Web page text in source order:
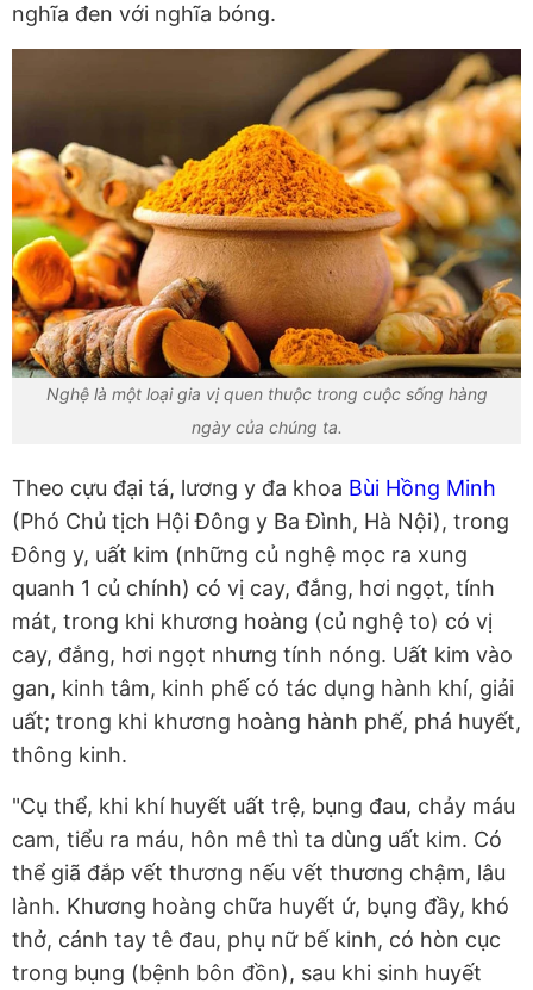
nghĩa đen với nghĩa bóng.
Nghệ là một loại gia vị quen thuộc trong cuộc sống hàng
ngày của chúng ta.
Theo cựu đại tá, lương y đa khoa Bùi Hồng Minh
(Phó Chủ tịch Hội Đông y Ba Đình, Hà Nội), trong
Đông y, uất kim (những củ nghệ mọc ra xung
quanh 1 củ chính) có vị cay, đắng, hơi ngọt, tính
mát, trong khi khương hoàng (củ nghệ to) có vị
cay, đắng, hơi ngọt nhưng tính nóng. Uất kim vào
gan, kinh tâm, kinh phế có tác dụng hành khí, giải
uất; trong khi khương hoàng hành phế, phá huyết,
thông kinh.
"Cụ thể, khi khí huyết uất trệ, bụng đau, chảy máu
cam, tiểu ra máu, hôn mê thì ta dùng uất kim. Có
thể giã đắp vết thương nếu vết thương chậm, lâu
lành. Khương hoàng chữa huyết ứ, bụng đầy, khó
thở, cánh tay tê đau, phụ nữ bế kinh, có hòn cục
trong bụng (bệnh bôn đồn), sau khi sinh huyết